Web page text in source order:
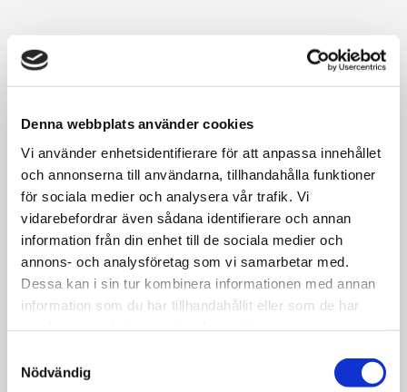
Denna webbplats använder cookies
Vi använder enhetsidentifierare för att anpassa innehållet
och annonserna till användarna, tillhandahålla funktioner
för sociala medier och analysera vår trafik. Vi
vidarebefordrar även sådana identifierare och annan
information från din enhet till de sociala medier och
annons- och analysföretag som vi samarbetar med.
Dessa kan i sin tur kombinera informationen med annan
information som du har tillhandahållit eller som de har
Nödvändig